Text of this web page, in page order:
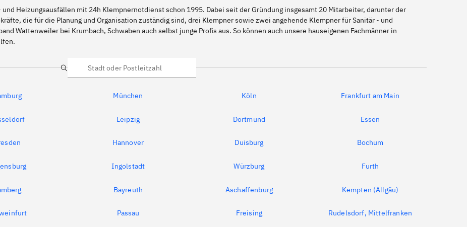
Heizungsausfällen mit 24h Klempnernotdienst schon 1995. Dabei seit der Gründung insgesamt 20 Mitarbeiter, darunter der
die für die Planung und Organisation zuständig sind, drei Klempner sowie zwei angehende Klempner für Sanitär - und
Wattenweiler bei Krumbach, Schwaben auch selbst junge Profis aus. So können auch unsere hauseigenen Fachmänner in
Suche
München Köln Frankfurt am Main
Leipzig Dortmund Essen
Hannover Duisburg Bochum
Ingolstadt Würzburg Furth
Bayreuth Aschaffenburg Kempten (Allgäu)
Passau Freising Rudelsdorf, Mittelfranken